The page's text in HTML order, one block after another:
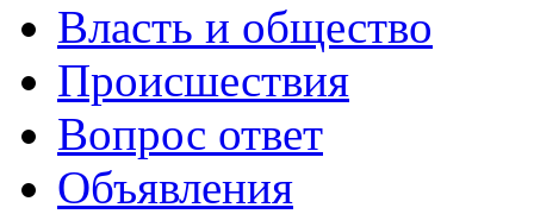
Власть и общество
Происшествия
Вопрос ответ
Объявления